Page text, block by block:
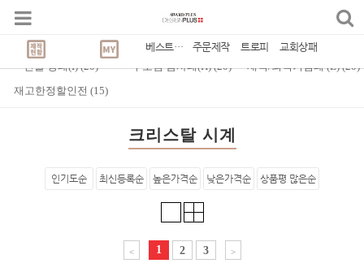
베스트상품 주문제작 트로피 교회상패
Best Seller
CATEGORY 1,631) 감사/공로패 (20) 교회 상패(C)
인물 상패(I)(20) 부모님 감사패(H)(20) 재직/퇴직기념패 (E)(20)
재고한정할인전 (15)
크리스탈 시계
인기도순 최신등록순 높은가격순 낮은가격순 상품평 많은순
< 1 2 3 >